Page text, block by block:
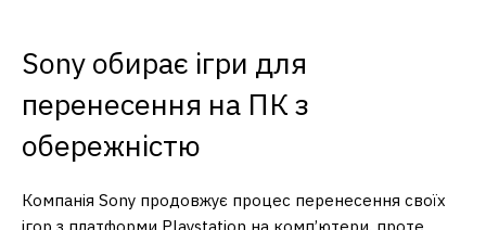
Sony обирає ігри для
перенесення на ПК з
обережністю
Компанія Sony продовжує процес перенесення своїх